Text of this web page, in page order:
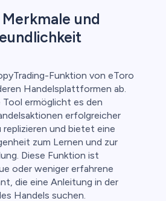
und
Funktion von eToro
Handelsplattformen ab.
Tool ermöglicht es den
erfolgreicher
und bietet eine
zum Lernen und zur
Diese Funktion ist
oder weniger erfahrene
die eine Anleitung in der
Handels suchen.